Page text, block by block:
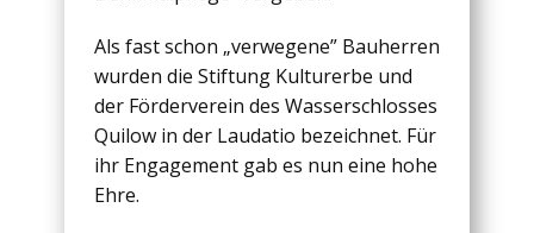
Als fast schon „verwegene” Bauherren
wurden die Stiftung Kulturerbe und
der Förderverein des Wasserschlosses
Quilow in der Laudatio bezeichnet. Für
ihr Engagement gab es nun eine hohe
Ehre.